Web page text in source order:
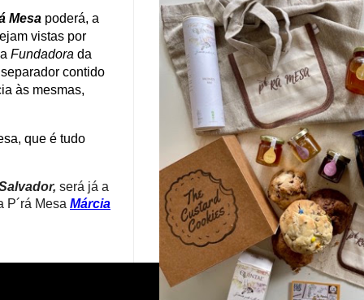
Mesa poderá, a
vistas por
Fundadora da
contido
às mesmas,
que é tudo
será já a
P´rá Mesa Márcia